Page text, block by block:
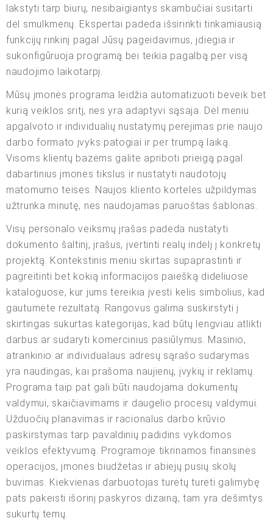
lakstyti tarp biurų, nesibaigiantys skambučiai susitarti
dėl smulkmenų. Ekspertai padeda išsirinkti tinkamiausią
funkcijų rinkinį pagal Jūsų pageidavimus, įdiegia ir
sukonfigūruoja programą bei teikia pagalbą per visą
naudojimo laikotarpį.
Mūsų įmonės programa leidžia automatizuoti beveik bet
kurią veiklos sritį, nes yra adaptyvi sąsaja. Dėl meniu
apgalvoto ir individualių nustatymų perėjimas prie naujo
darbo formato įvyks patogiai ir per trumpą laiką.
Visoms klientų bazėms galite apriboti prieigą pagal
dabartinius įmonės tikslus ir nustatyti naudotojų
matomumo teises. Naujos kliento kortelės užpildymas
užtrunka minutę, nes naudojamas paruoštas šablonas.
Visų personalo veiksmų įrašas padeda nustatyti
dokumento šaltinį, įrašus, įvertinti realų indėlį į konkretų
projektą. Kontekstinis meniu skirtas supaprastinti ir
pagreitinti bet kokią informacijos paiešką dideliuose
kataloguose, kur jums tereikia įvesti kelis simbolius, kad
gautumėte rezultatą. Rangovus galima suskirstyti į
skirtingas sukurtas kategorijas, kad būtų lengviau atlikti
darbus ar sudaryti komercinius pasiūlymus. Masinio,
atrankinio ar individualaus adresų sąrašo sudarymas
yra naudingas, kai prašoma naujienų, įvykių ir reklamų.
Programa taip pat gali būti naudojama dokumentų
valdymui, skaičiavimams ir daugelio procesų valdymui.
Užduočių planavimas ir racionalus darbo krūvio
paskirstymas tarp pavaldinių padidins vykdomos
veiklos efektyvumą. Programoje tikrinamos finansinės
operacijos, įmonės biudžetas ir abiejų pusių skolų
buvimas. Kiekvienas darbuotojas turėtų turėti galimybę
pats pakeisti išorinį paskyros dizainą, tam yra dešimtys
sukurtų temų.